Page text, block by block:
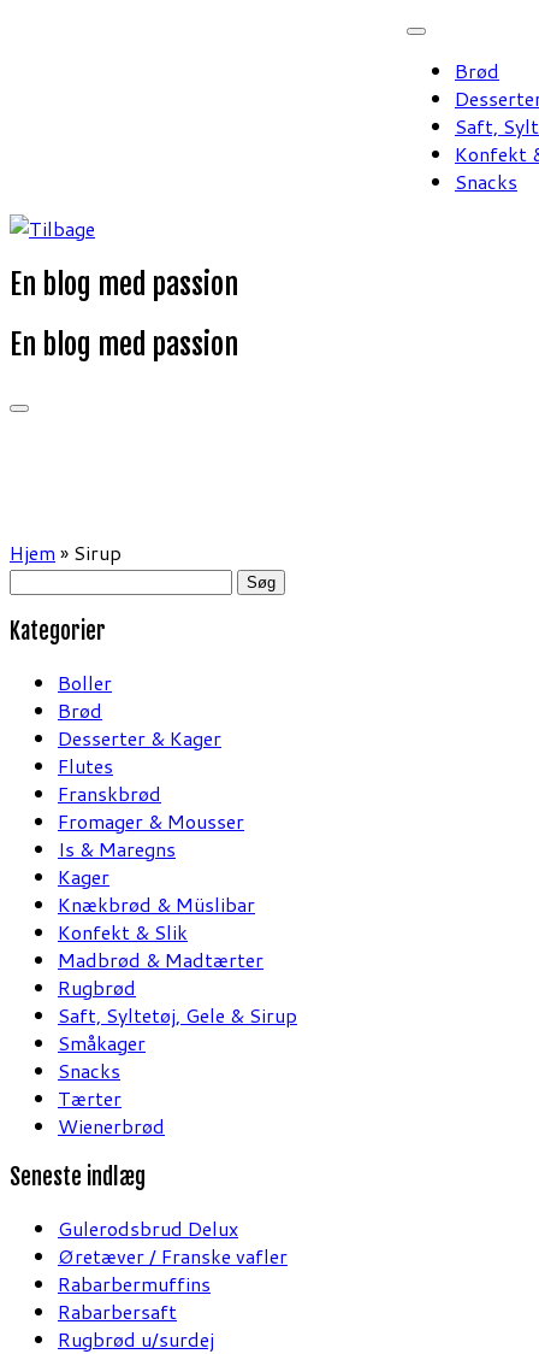
Brød
Saft,
Konfekt
Snacks
En blog med passion
En blog med passion
Hjem » Sirup
Søg
Kategorier
Boller
Brød
Desserter & Kager
Flutes
Franskbrød
Fromager & Mousser
Is & Maregns
Kager
Knækbrød & Müslibar
Konfekt & Slik
Madbrød & Madtærter
Rugbrød
Saft, Syltetøj, Gele & Sirup
Småkager
Snacks
Tærter
Wienerbrød
Seneste indlæg
Gulerodsbrud Delux
Øretæver / Franske vafler
Rabarbermuffins
Rabarbersaft
Rugbrød u/surdej